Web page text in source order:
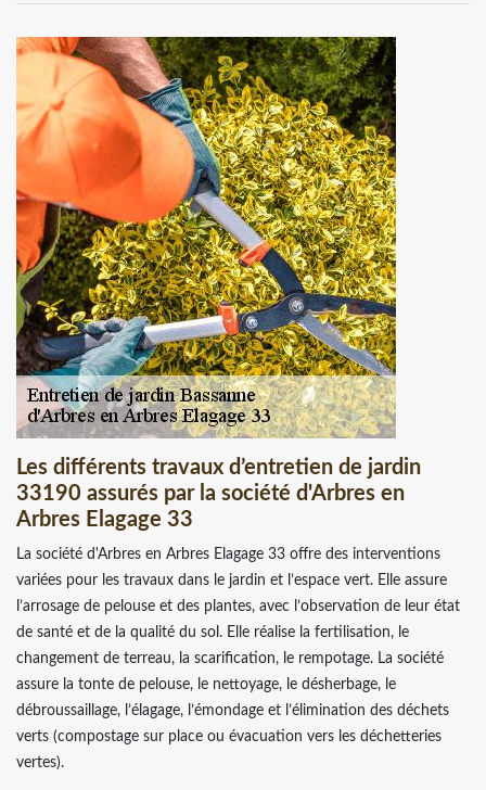
Les différents travaux d’entretien de jardin
33190 assurés par la société d'Arbres en
Arbres Elagage 33
La société d'Arbres en Arbres Elagage 33 offre des interventions
variées pour les travaux dans le jardin et l’espace vert. Elle assure
l’arrosage de pelouse et des plantes, avec l’observation de leur état
de santé et de la qualité du sol. Elle réalise la fertilisation, le
changement de terreau, la scarification, le rempotage. La société
assure la tonte de pelouse, le nettoyage, le désherbage, le
débroussaillage, l’élagage, l’émondage et l’élimination des déchets
verts (compostage sur place ou évacuation vers les déchetteries
vertes).